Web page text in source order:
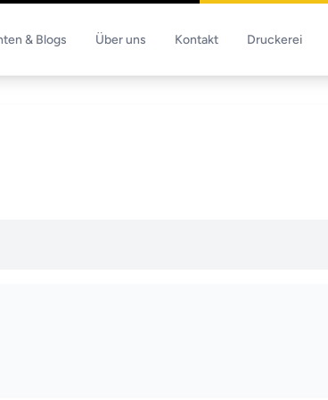
& Blogs Über uns Kontakt Druckerei